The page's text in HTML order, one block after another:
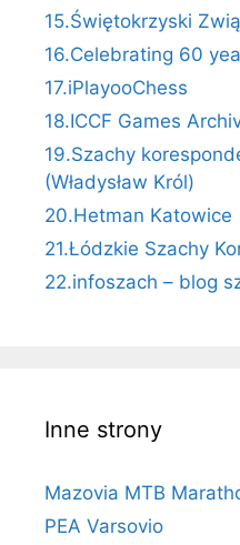
15.Świętokrzyski
16.Celebrating 60
17.iPlayooChess
18.ICCF Games
19.Szachy
(Władysław Król)
20.Hetman Katowice
21.Łódzkie Szachy
22.infoszach – blog
Inne strony
Mazovia MTB
PEA Varsovio